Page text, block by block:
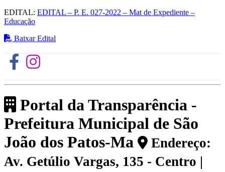
EDITAL: EDITAL – P. E. 027-2022 – Mat de Expediente –
Educação
Baixar Edital
Portal da Transparência -
Prefeitura Municipal de São
João dos Patos-Ma
Endereço:
Av. Getúlio Vargas, 135 - Centro |